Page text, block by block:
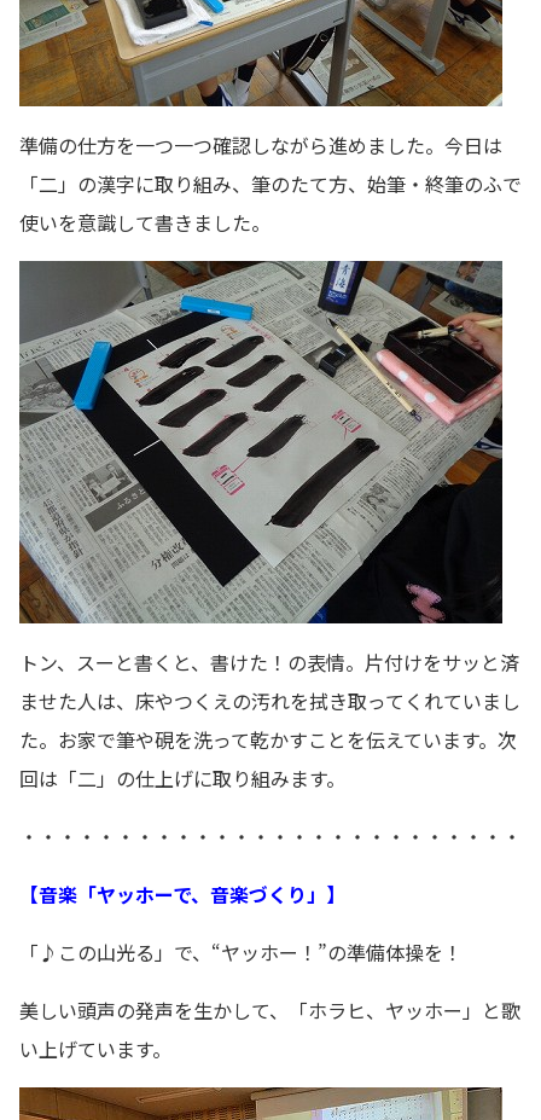
準備の仕方を一つ一つ確認しながら進めました。今日は
「二」の漢字に取り組み、筆のたて方、始筆・終筆のふで
使いを意識して書きました。
トン、スーと書くと、書けた！の表情。片付けをサッと済
ませた人は、床やつくえの汚れを拭き取ってくれていまし
た。お家で筆や硯を洗って乾かすことを伝えています。次
回は「二」の仕上げに取り組みます。
・・・・・・・・・・・・・・・・・・・・・・・・・・
【音楽「ヤッホーで、音楽づくり」】
「♪この山光る」で、“ヤッホー！”の準備体操を！
美しい頭声の発声を生かして、「ホラヒ、ヤッホー」と歌
い上げています。